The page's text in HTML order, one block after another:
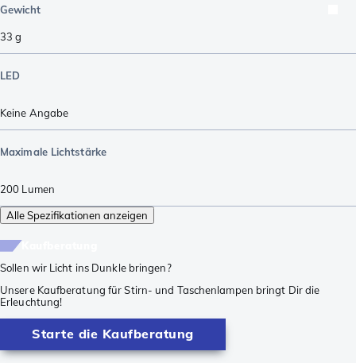
Gewicht
33 g
LED
Keine Angabe
Maximale Lichtstärke
200 Lumen
Alle Spezifikationen anzeigen
Sollen wir Licht ins Dunkle bringen?
Unsere Kaufberatung für Stirn- und Taschenlampen bringt Dir die
Erleuchtung!
Starte die Kaufberatung